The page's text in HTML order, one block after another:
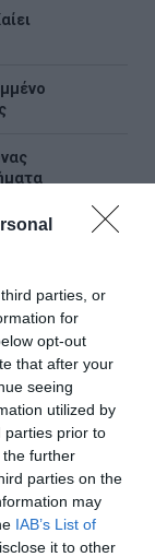
parties, or
for
opt-out
that after your
seeing
utilized by
parties prior to
further
parties on the
may
IAB’s List of
it to other